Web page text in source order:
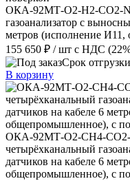
ОКА-92МТ-О2-H2-CО2-
газоанализатор с
метров (исполнение
155 650 ₽ / шт с НДС
Срок
В корзину
ОКА-92МТ-О2-СН4-СО2-
четырёхканальный
датчиков на кабеле 6
общепромышленное), с